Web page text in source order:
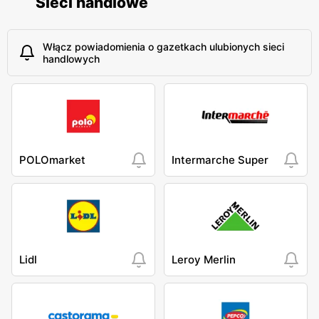
Włącz powiadomienia o gazetkach ulubionych sieci
handlowych
POLOmarket Intermarche Super
Lidl Leroy Merlin